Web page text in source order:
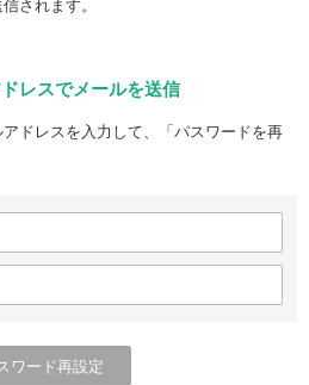
されます。
レスでメールを送信
ドレスを入力して、「パスワードを再